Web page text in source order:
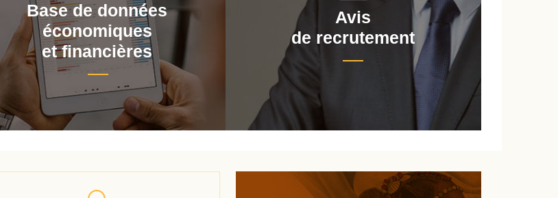
Base de données
économiques
et financières
Avis
de recrutement